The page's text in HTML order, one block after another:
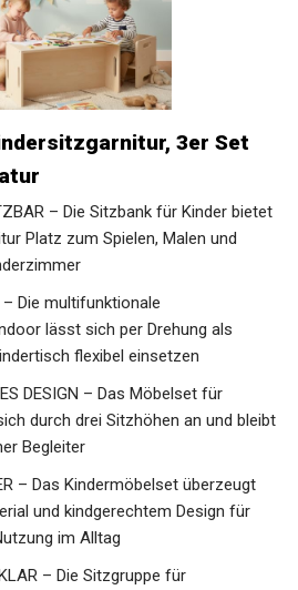
3er Set
– Die Sitzbank für Kinder bietet
Platz zum Spielen, Malen und
– Die multifunktionale
lässt sich per Drehung als
flexibel einsetzen
DESIGN – Das Möbelset für
durch drei Sitzhöhen an und bleibt
Begleiter
– Das Kindermöbelset überzeugt
und kindgerechtem Design für
im Alltag
– Die Sitzgruppe für